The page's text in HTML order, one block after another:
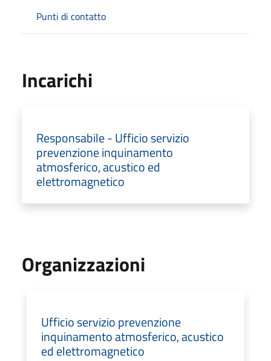
Punti di contatto
Incarichi
Responsabile - Ufficio servizio
prevenzione inquinamento
atmosferico, acustico ed
elettromagnetico
Organizzazioni
Ufficio servizio prevenzione
inquinamento atmosferico, acustico
ed elettromagnetico